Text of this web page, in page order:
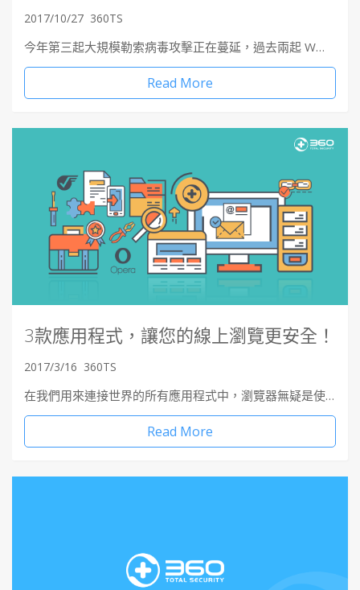
2017/10/27 360TS
今年第三起大規模勒索病毒攻擊正在蔓延，過去兩起 W…
Read More
3款應用程式，讓您的線上瀏覽更安全！
2017/3/16 360TS
在我們用來連接世界的所有應用程式中，瀏覽器無疑是使…
Read More